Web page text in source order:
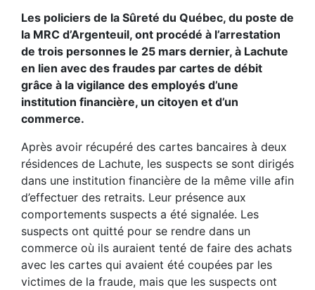
Les policiers de la Sûreté du Québec, du poste de
la MRC d’Argenteuil, ont procédé à l’arrestation
de trois personnes le 25 mars dernier, à Lachute
en lien avec des fraudes par cartes de débit
grâce à la vigilance des employés d’une
institution financière, un citoyen et d’un
commerce.
Après avoir récupéré des cartes bancaires à deux
résidences de Lachute, les suspects se sont dirigés
dans une institution financière de la même ville afin
d’effectuer des retraits. Leur présence aux
comportements suspects a été signalée. Les
suspects ont quitté pour se rendre dans un
commerce où ils auraient tenté de faire des achats
avec les cartes qui avaient été coupées par les
victimes de la fraude, mais que les suspects ont